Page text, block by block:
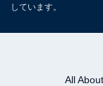
しています。
All About